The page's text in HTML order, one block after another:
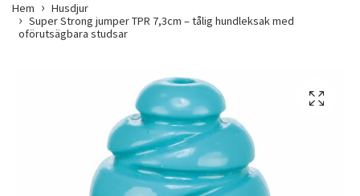
Hem
Husdjur
Super Strong jumper TPR 7,3cm – tålig hundleksak med
oförutsägbara studsar